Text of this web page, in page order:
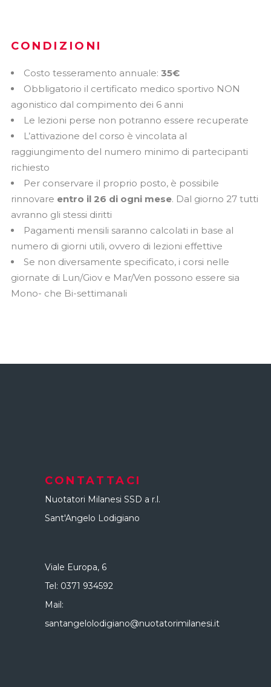
CONDIZIONI
Costo tesseramento annuale: 35€
Obbligatorio il certificato medico sportivo NON
agonistico dal compimento dei 6 anni
Le lezioni perse non potranno essere recuperate
L’attivazione del corso è vincolata al
raggiungimento del numero minimo di partecipanti
richiesto
Per conservare il proprio posto, è possibile
rinnovare entro il 26 di ogni mese. Dal giorno 27 tutti
avranno gli stessi diritti
Pagamenti mensili saranno calcolati in base al
numero di giorni utili, ovvero di lezioni effettive
Se non diversamente specificato, i corsi nelle
giornate di Lun/Giov e Mar/Ven possono essere sia
Mono- che Bi-settimanali
CONTATTACI
Nuotatori Milanesi SSD a r.l.
Sant'Angelo Lodigiano
Viale Europa, 6
Tel: 0371 934592
Mail:
santangelolodigiano@nuotatorimilanesi.it